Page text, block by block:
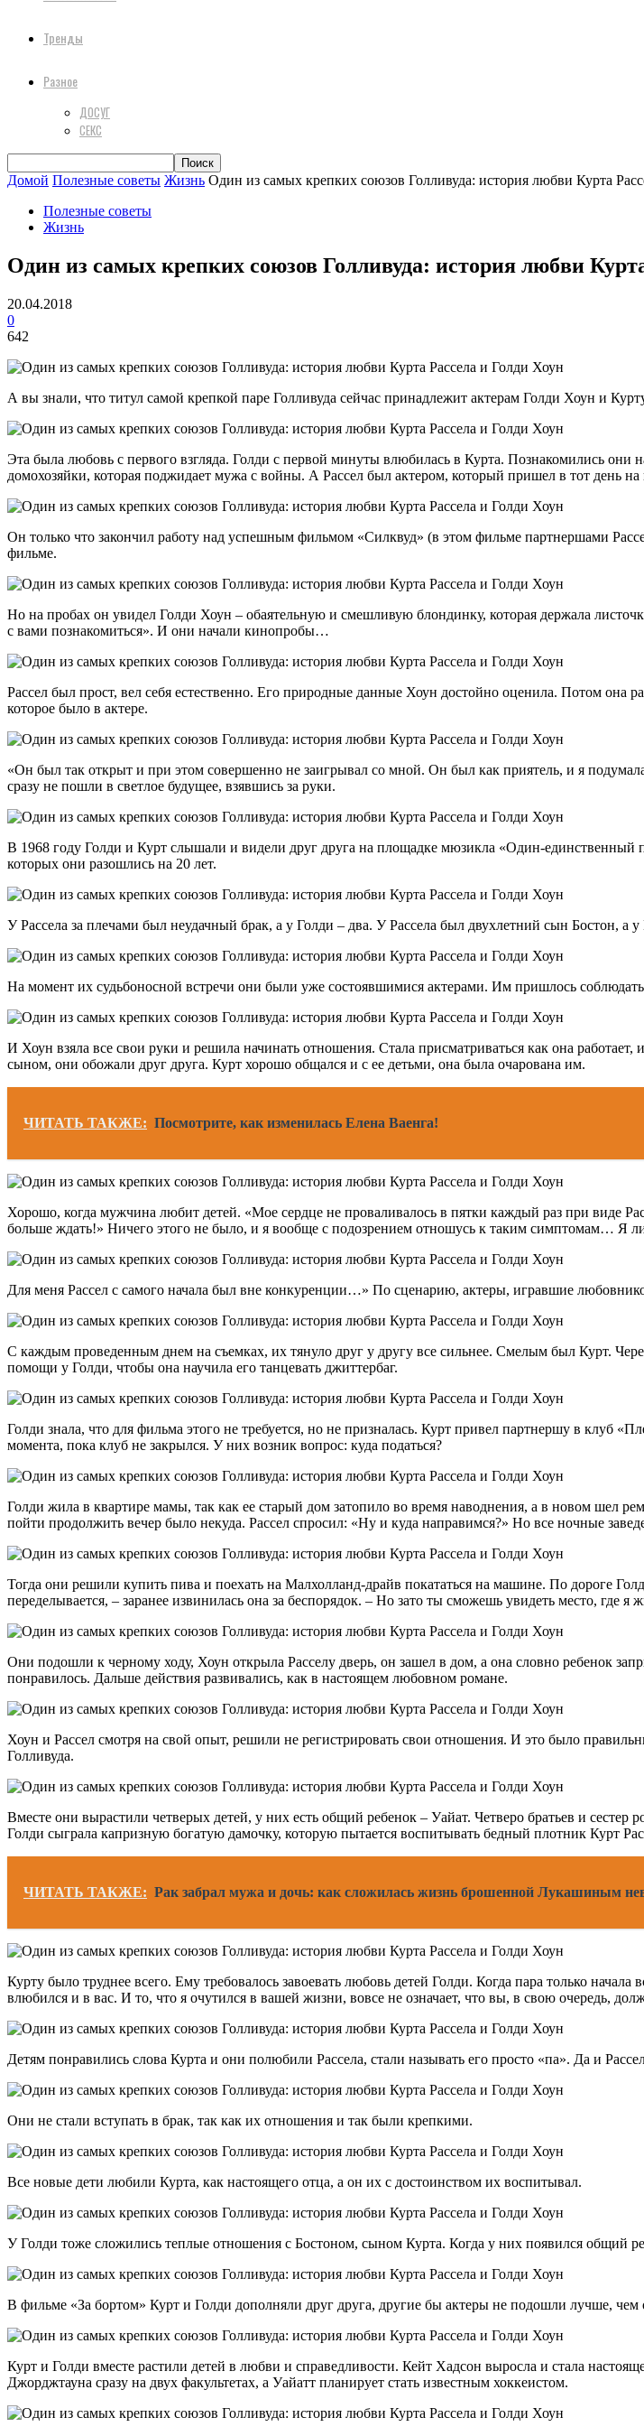
Тренды
Разное
ДОСУГ
СЕКС
Домой Полезные советы Жизнь Один из самых крепких союзов Голливуда: история любви Курта
Полезные советы
Жизнь
Один из самых крепких союзов Голливуда: история любви
20.04.2018
0
642
А вы знали, что титул самой крепкой паре Голливуда сейчас принадлежит актерам Голди Хоун и
Эта была любовь с первого взгляда. Голди с первой минуты влюбилась в Курта. Познакомились
домохозяйки, которая поджидает мужа с войны. А Рассел был актером, который пришел в тот день
Он только что закончил работу над успешным фильмом «Силквуд» (в этом фильме партнершами
фильме.
Но на пробах он увидел Голди Хоун – обаятельную и смешливую блондинку, которая держала
с вами познакомиться». И они начали кинопробы…
Рассел был прост, вел себя естественно. Его природные данные Хоун достойно оценила. Потом она
которое было в актере.
«Он был так открыт и при этом совершенно не заигрывал со мной. Он был как приятель, и я
сразу не пошли в светлое будущее, взявшись за руки.
В 1968 году Голди и Курт слышали и видели друг друга на площадке мюзикла «Один-
которых они разошлись на 20 лет.
У Рассела за плечами был неудачный брак, а у Голди – два. У Рассела был двухлетний сын Бостон, а
На момент их судьбоносной встречи они были уже состоявшимися актерами. Им пришлось
И Хоун взяла все свои руки и решила начинать отношения. Стала присматриваться как она
сыном, они обожали друг друга. Курт хорошо общался и с ее детьми, она была очарована им.
ЧИТАТЬ ТАКЖЕ: Посмотрите, как изменилась Елена Ваенга!
Хорошо, когда мужчина любит детей. «Мое сердце не проваливалось в пятки каждый раз при виде
больше ждать!» Ничего этого не было, и я вообще с подозрением отношусь к таким симптомам… Я
Для меня Рассел с самого начала был вне конкуренции…» По сценарию, актеры, игравшие
С каждым проведенным днем на съемках, их тянуло друг у другу все сильнее. Смелым был Курт.
помощи у Голди, чтобы она научила его танцевать джиттербаг.
Голди знала, что для фильма этого не требуется, но не призналась. Курт привел партнершу в клуб
момента, пока клуб не закрылся. У них возник вопрос: куда податься?
Голди жила в квартире мамы, так как ее старый дом затопило во время наводнения, а в новом шел
пойти продолжить вечер было некуда. Рассел спросил: «Ну и куда направимся?» Но все ночные
Тогда они решили купить пива и поехать на Малхолланд-драйв покататься на машине. По дороге
переделывается, – заранее извинилась она за беспорядок. – Но зато ты сможешь увидеть место, где я
Они подошли к черному ходу, Хоун открыла Расселу дверь, он зашел в дом, а она словно ребенок
понравилось. Дальше действия развивались, как в настоящем любовном романе.
Хоун и Рассел смотря на свой опыт, решили не регистрировать свои отношения. И это было
Голливуда.
Вместе они вырастили четверых детей, у них есть общий ребенок – Уайат. Четверо братьев и
Голди сыграла капризную богатую дамочку, которую пытается воспитывать бедный плотник Курт
ЧИТАТЬ ТАКЖЕ: Рак забрал мужа и дочь: как сложилась жизнь брошенной Лукашиным
Курту было труднее всего. Ему требовалось завоевать любовь детей Голди. Когда пара только
влюбился и в вас. И то, что я очутился в вашей жизни, вовсе не означает, что вы, в свою очередь,
Детям понравились слова Курта и они полюбили Рассела, стали называть его просто «па». Да и
Они не стали вступать в брак, так как их отношения и так были крепкими.
Все новые дети любили Курта, как настоящего отца, а он их с достоинством их воспитывал.
У Голди тоже сложились теплые отношения с Бостоном, сыном Курта. Когда у них появился общий
В фильме «За бортом» Курт и Голди дополняли друг друга, другие бы актеры не подошли лучше, чем
Курт и Голди вместе растили детей в любви и справедливости. Кейт Хадсон выросла и стала
Джорджтауна сразу на двух факультетах, а Уайатт планирует стать известным хоккеистом.